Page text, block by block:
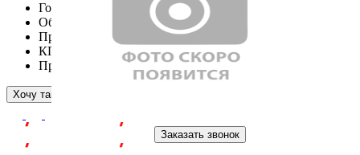
Год выпуска
Объём двигателя
2261 см³
Привод
КПП
Пробег
17803 км
Хочу такой же
Заказать звонок